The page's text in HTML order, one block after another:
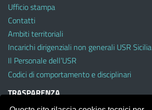
Ufficio stampa
Contatti
Ambiti territoriali
Incarichi dirigenziali non generali USR Sicilia
Il Personale dell’USR
Codici di comportamento e disciplinari
TRASPARENZA